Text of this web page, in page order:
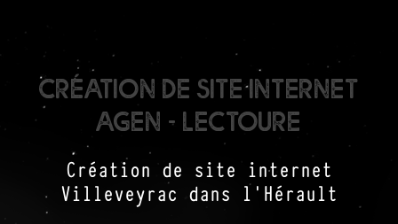
création de site internet
Agen - Lectoure
Création de site internet
Villeveyrac dans l'Hérault